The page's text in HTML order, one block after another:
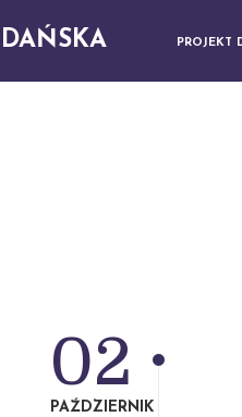
PROJEKT
02
PAŹDZIERNIK